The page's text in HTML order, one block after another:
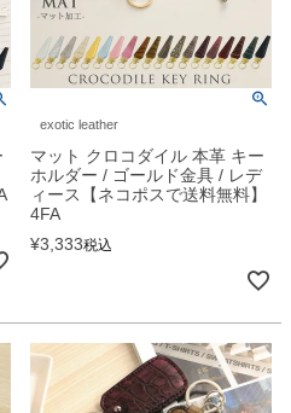
exotic leather
マット クロコダイル 本革 キー
ホルダー / ゴールド金具 / レデ
ィース【ネコポスで送料無料】
4FA
¥3,333税込